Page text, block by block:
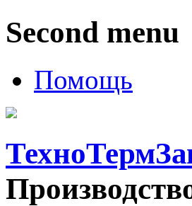
Second menu
Помощь